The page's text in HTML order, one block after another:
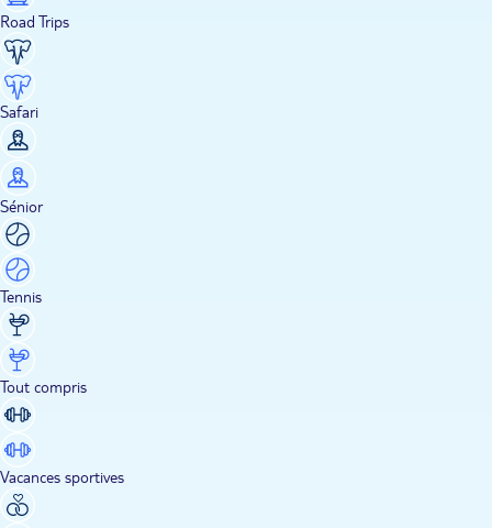
Road Trips
Safari
Sénior
Tennis
Tout compris
Vacances sportives